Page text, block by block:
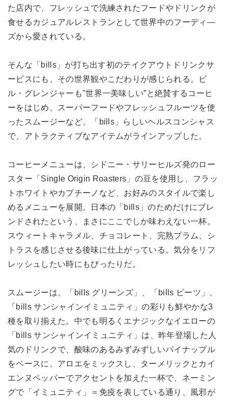
た店内で、フレッシュで洗練されたフードやドリンクが
食せるカジュアルレストランとして世界中のフーディ―
ズから愛されている。
そんな「bills」が打ち出す初のテイクアウトドリンクサ
ービスにも、その世界観やこだわりが感じられる。ビ
ル・グレンジャーも"世界一美味しい”と絶賛するコーヒ
ーをはじめ、スーパーフードやフレッシュフルーツを使
ったスムージーなど、「bills」らしいヘルスコンシャス
で、アトラクティブなアイテムがラインアップした。
コーヒーメニューは、シドニー・サリーヒルズ発のロー
スター「Single Origin Roasters」の豆を使用し、フラッ
トホワイトやカプチーノなど、お好みのスタイルで楽し
めるメニューを展開。日本の「bills」のためだけにブレ
ンドされたという、まさにここでしか味わえない一杯。
スウィートキャラメル、チョコレート、完熟プラム、シ
トラスを感じさせる後味に仕上がっている。気分をリフ
レッシュしたい時にもぴったりだ。
スムージーは、「bills グリーンズ」、「bills ビーツ」、
「bills サンシャインイミュニティ」の彩りも鮮やかな3
種を取り揃えた。中でも明るくエナジックなイエローの
「bills サンシャインイミュニティ」は、昨年登場した人
気のドリンクで、酸味のあるみずみずしいパイナップル
をベースに、アロエをミックスし、ターメリックとカイ
エンヌペッパーでアクセントを加えた一杯で、ネーミン
グで「イミュニティ」＝免疫を表している通り、風邪が